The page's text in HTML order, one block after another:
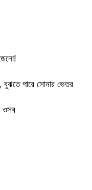
বুঝতে পারে সোনার ভেতর
ওসব